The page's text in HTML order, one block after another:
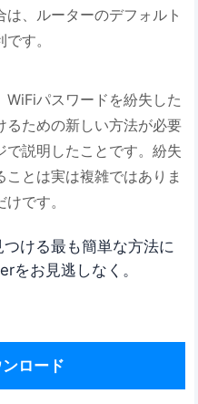
、ルーターのデフォルト
す。
パスワードを紛失した
るための新しい方法が必要
で説明したことです。紛失
とは実は複雑ではありま
です。
ける最も簡単な方法に
をお見逃しなく。
ロード